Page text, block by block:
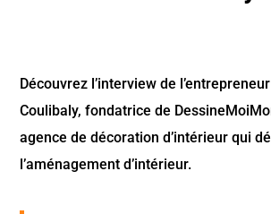
Découvrez l’interview de
Coulibaly, fondatrice de
agence de décoration d’intérieur qui
l’aménagement d’intérieur.